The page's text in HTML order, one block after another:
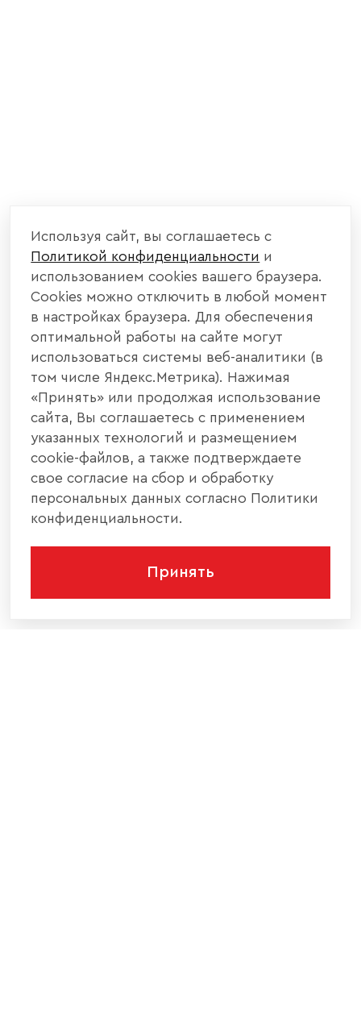
Используя сайт, вы соглашаетесь с
Политикой конфиденциальности и
использованием cookies вашего браузера.
Cookies можно отключить в любой момент
в настройках браузера. Для обеспечения
оптимальной работы на сайте могут
использоваться системы веб-аналитики (в
том числе Яндекс.Метрика). Нажимая
«Принять» или продолжая использование
сайта, Вы соглашаетесь с применением
указанных технологий и размещением
cookie-файлов, а также подтверждаете
свое согласие на сбор и обработку
персональных данных согласно Политики
конфиденциальности.
Принять